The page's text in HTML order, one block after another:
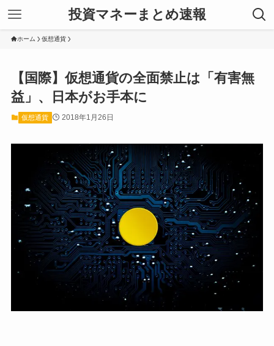
投資マネーまとめ速報
ホーム 仮想通貨
【国際】仮想通貨の全面禁止は「有害無
益」、日本がお手本に
仮想通貨 2018年1月26日